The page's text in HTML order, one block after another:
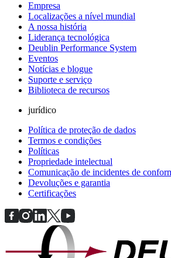
Empresa
Localizações a nível mundial
A nossa história
Liderança tecnológica
Deublin Performance System
Eventos
Notícias e blogue
Suporte e serviço
Biblioteca de recursos
jurídico
Política de proteção de dados
Termos e condições
Políticas
Propriedade intelectual
Comunicação de incidentes de
Devoluções e garantia
Certificações